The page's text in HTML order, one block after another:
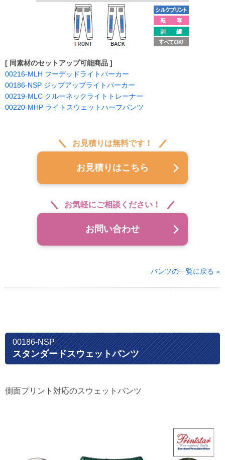
[ 同素材のセットアップ可能商品 ]
00216-MLH フーデッドライトパーカー
00186-NSP ジップアップライトパーカー
00219-MLC クルーネックライトトレーナー
00220-MHP ライトスウェットハーフパンツ
お見積りは無料です！
お見積りはこちら
お気軽にご相談ください！
お問い合わせ
パンツの一覧に戻る »
00186-NSP
スタンダードスウェットパンツ
側面プリント対応のスウェットパンツ